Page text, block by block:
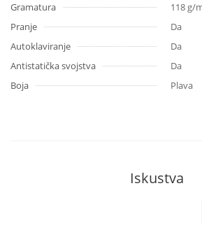
Gramatura
118 g/
Pranje
Da
Autoklaviranje
Da
Antistatička svojstva
Da
Boja
Plava
Iskustva